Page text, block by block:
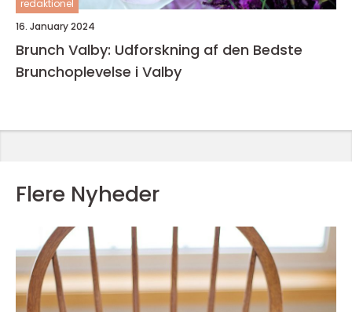
redaktionel
16. January 2024
Brunch Valby: Udforskning af den Bedste
Brunchoplevelse i Valby
Flere Nyheder